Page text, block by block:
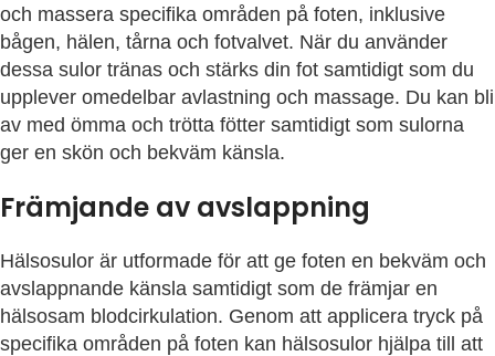
och massera specifika områden på foten, inklusive
bågen, hälen, tårna och fotvalvet. När du använder
dessa sulor tränas och stärks din fot samtidigt som du
upplever omedelbar avlastning och massage. Du kan bli
av med ömma och trötta fötter samtidigt som sulorna
ger en skön och bekväm känsla.
Främjande av avslappning
Hälsosulor är utformade för att ge foten en bekväm och
avslappnande känsla samtidigt som de främjar en
hälsosam blodcirkulation. Genom att applicera tryck på
specifika områden på foten kan hälsosulor hjälpa till att